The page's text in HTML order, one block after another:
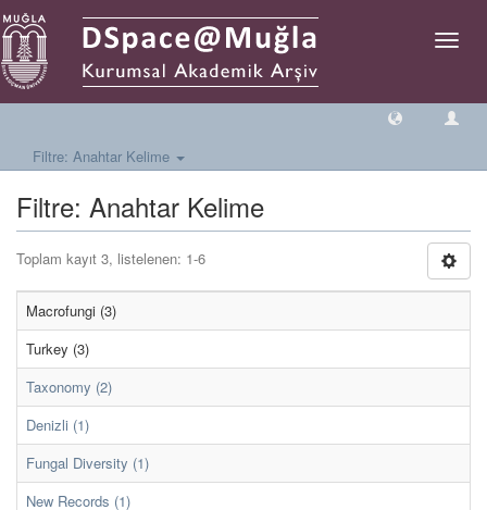
Geçiş
Filtre: Anahtar Kelime
Filtre: Anahtar Kelime
Toplam kayıt 3, listelenen: 1-6
Macrofungi (3)
Turkey (3)
Taxonomy (2)
Denizli (1)
Fungal Diversity (1)
New Records (1)